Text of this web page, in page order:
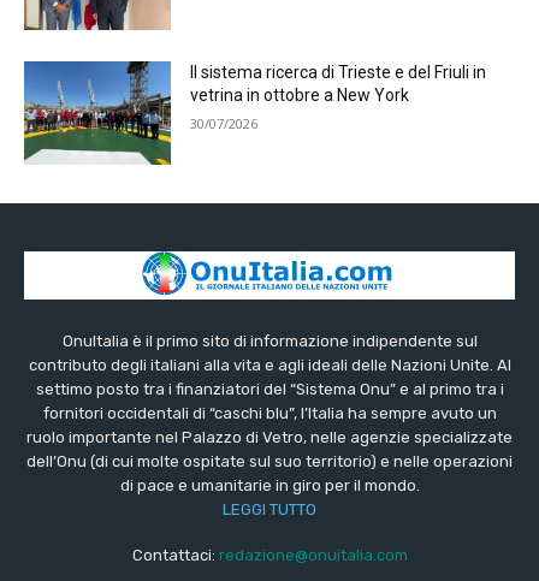
Il sistema ricerca di Trieste e del Friuli in
vetrina in ottobre a New York
30/07/2026
OnuItalia è il primo sito di informazione indipendente sul
contributo degli italiani alla vita e agli ideali delle Nazioni Unite. Al
settimo posto tra i finanziatori del “Sistema Onu” e al primo tra i
fornitori occidentali di “caschi blu”, l’Italia ha sempre avuto un
ruolo importante nel Palazzo di Vetro, nelle agenzie specializzate
dell’Onu (di cui molte ospitate sul suo territorio) e nelle operazioni
di pace e umanitarie in giro per il mondo.
LEGGI TUTTO
Contattaci: redazione@onuitalia.com